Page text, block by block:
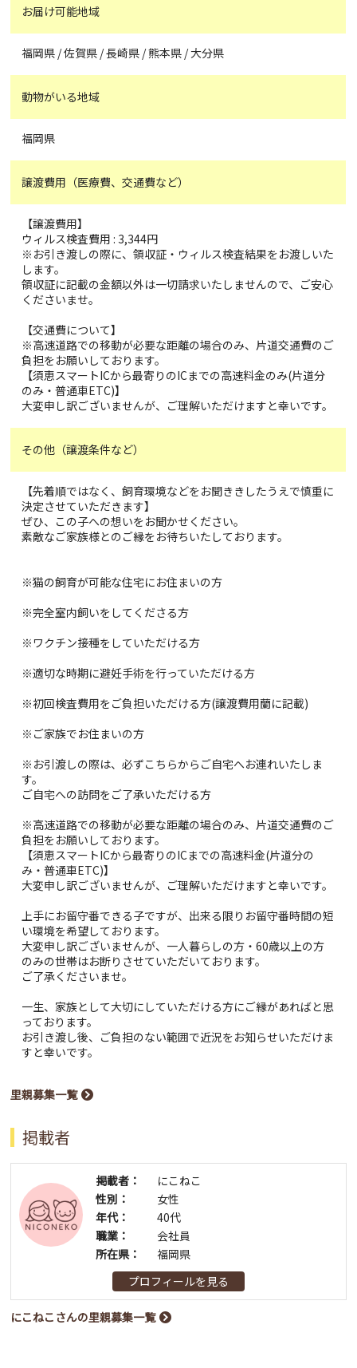
お届け可能地域
福岡県 / 佐賀県 / 長崎県 / 熊本県 / 大分県
動物がいる地域
福岡県
譲渡費用（医療費、交通費など）
【譲渡費用】
ウィルス検査費用 : 3,344円
※お引き渡しの際に、領収証・ウィルス検査結果をお渡しいた
します。
領収証に記載の金額以外は一切請求いたしませんので、ご安心
くださいませ。
【交通費について】
※高速道路での移動が必要な距離の場合のみ、片道交通費のご
負担をお願いしております。
【須恵スマートICから最寄りのICまでの高速料金のみ(片道分
のみ・普通車ETC)】
大変申し訳ございませんが、ご理解いただけますと幸いです。
その他（譲渡条件など）
【先着順ではなく、飼育環境などをお聞ききしたうえで慎重に
決定させていただきます】
ぜひ、この子への想いをお聞かせください。
素敵なご家族様とのご縁をお待ちいたしております。
※猫の飼育が可能な住宅にお住まいの方
※完全室内飼いをしてくださる方
※ワクチン接種をしていただける方
※適切な時期に避妊手術を行っていただける方
※初回検査費用をご負担いただける方(譲渡費用蘭に記載)
※ご家族でお住まいの方
※お引渡しの際は、必ずこちらからご自宅へお連れいたしま
す。
ご自宅への訪問をご了承いただける方
※高速道路での移動が必要な距離の場合のみ、片道交通費のご
負担をお願いしております。
【須恵スマートICから最寄りのICまでの高速料金(片道分の
み・普通車ETC)】
大変申し訳ございませんが、ご理解いただけますと幸いです。
上手にお留守番できる子ですが、出来る限りお留守番時間の短
い環境を希望しております。
大変申し訳ございませんが、一人暮らしの方・60歳以上の方
のみの世帯はお断りさせていただいております。
ご了承くださいませ。
一生、家族として大切にしていただける方にご縁があればと思
っております。
お引き渡し後、ご負担のない範囲で近況をお知らせいただけま
すと幸いです。
里親募集一覧
掲載者
掲載者：
にこねこ
性別：
女性
年代：
40代
職業：
会社員
所在県：
福岡県
プロフィールを見る
にこねこさんの里親募集一覧